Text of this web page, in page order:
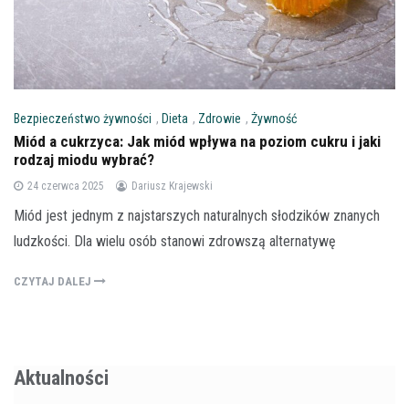
Bezpieczeństwo żywności , Dieta , Zdrowie , Żywność
Miód a cukrzyca: Jak miód wpływa na poziom cukru i jaki
rodzaj miodu wybrać?
24 czerwca 2025 Dariusz Krajewski
Miód jest jednym z najstarszych naturalnych słodzików znanych
ludzkości. Dla wielu osób stanowi zdrowszą alternatywę
CZYTAJ DALEJ
Aktualności